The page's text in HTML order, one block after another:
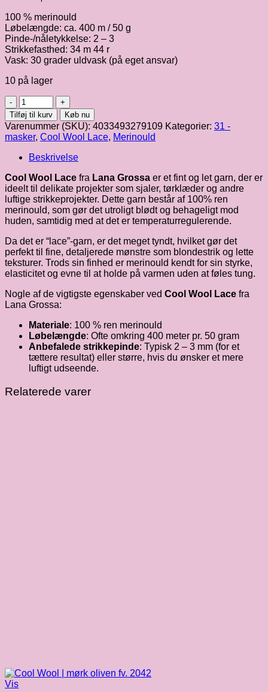
100 % merinould
Løbelængde: ca. 400 m / 50 g
Pinde-/nåletykkelse: 2 – 3
Strikkefasthed: 34 m 44 r
Vask: 30 grader uldvask (på eget ansvar)
10 på lager
Cool
Wool
Lace
|
fv.
13
antal
Tilføj til kurv Køb nu
Varenummer (SKU): 4033493279109 Kategorier: 31 -
masker, Cool Wool Lace, Merinould
Beskrivelse
Cool Wool Lace fra Lana Grossa er et fint og let garn, der er
ideelt til delikate projekter som sjaler, tørklæder og andre
luftige strikkeprojekter. Dette garn består af 100% ren
merinould, som gør det utroligt blødt og behageligt mod
huden, samtidig med at det er temperaturregulerende.
Da det er “lace”-garn, er det meget tyndt, hvilket gør det
perfekt til fine, detaljerede mønstre som blondestrik og lette
teksturer. Trods sin finhed er merinould kendt for sin styrke,
elasticitet og evne til at holde på varmen uden at føles tung.
Nogle af de vigtigste egenskaber ved Cool Wool Lace fra
Lana Grossa:
Materiale: 100 % ren merinould
Løbelængde: Ofte omkring 400 meter pr. 50 gram
Anbefalede strikkepinde: Typisk 2 – 3 mm (for et
tættere resultat) eller større, hvis du ønsker et mere
luftigt udseende.
Relaterede varer
Vis